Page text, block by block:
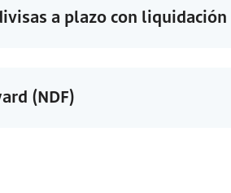
a plazo con liquidación
(NDF)